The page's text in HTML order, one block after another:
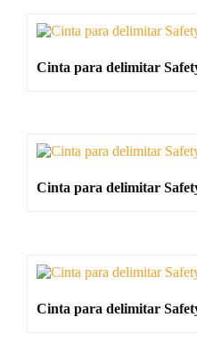
Cinta para delimitar
Cinta para delimitar
Cinta para delimitar